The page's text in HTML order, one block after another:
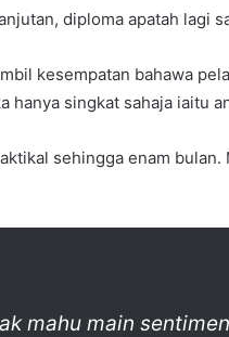
diploma apatah lagi
kesempatan bahawa
hanya singkat sahaja iaitu
sehingga enam
mahu main